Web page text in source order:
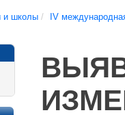
и школы / IV